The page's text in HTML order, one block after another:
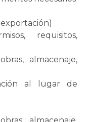
requisitos,
almacenaje,
al lugar de
almacenaje,